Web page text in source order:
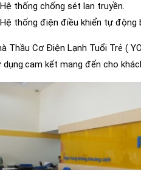
thống chống sét lan truyền.
thống điện điều khiển tự động
Thầu Cơ Điện Lạnh Tuổi Trẻ (
dụng.cam kết mang đến cho